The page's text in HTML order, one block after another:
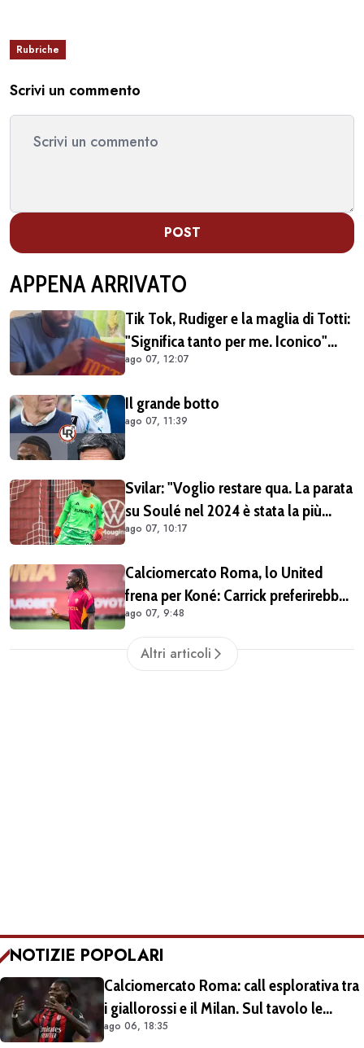
Rubriche
Scrivi un commento
POST
APPENA ARRIVATO
Tik Tok, Rudiger e la maglia di Totti:
"Significa tanto per me. Iconico"
(VIDEO)
ago 07, 12:07
Il grande botto
ago 07, 11:39
Svilar: "Voglio restare qua. La parata
su Soulé nel 2024 è stata la più
importante per la mia carriera"
ago 07, 10:17
Calciomercato Roma, lo United
frena per Koné: Carrick preferirebbe
altri profili
ago 07, 9:48
Altri articoli
NOTIZIE POPOLARI
Calciomercato Roma: call esplorativa tra
i giallorossi e il Milan. Sul tavolo le
situazioni di Leao e Soulé
ago 06, 18:35